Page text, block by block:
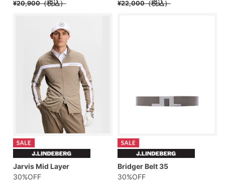
¥20,900（税込） ¥22,000（税込）
Jarvis Mid Layer
30%OFF
Bridger Belt 35
30%OFF